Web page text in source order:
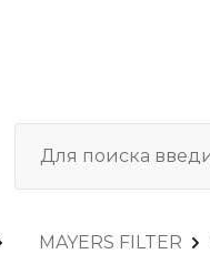
MAYERS FILTER